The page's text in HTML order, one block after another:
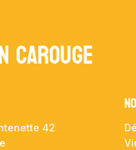
Carouge
42